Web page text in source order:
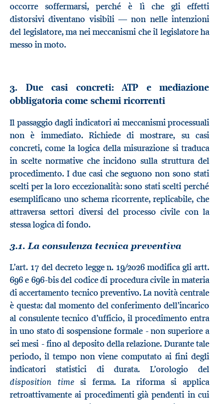
occorre soffermarsi, perché è lì che gli effetti
distorsivi diventano visibili — non nelle intenzioni
del legislatore, ma nei meccanismi che il legislatore ha
messo in moto.
3. Due casi concreti: ATP e mediazione
obbligatoria come schemi ricorrenti
Il passaggio dagli indicatori ai meccanismi processuali
non è immediato. Richiede di mostrare, su casi
concreti, come la logica della misurazione si traduca
in scelte normative che incidono sulla struttura del
procedimento. I due casi che seguono non sono stati
scelti per la loro eccezionalità: sono stati scelti perché
esemplificano uno schema ricorrente, replicabile, che
attraversa settori diversi del processo civile con la
stessa logica di fondo.
3.1. La consulenza tecnica preventiva
L’art. 17 del decreto legge n. 19/2026 modifica gli artt.
696 e 696-bis del codice di procedura civile in materia
di accertamento tecnico preventivo. La novità centrale
è questa: dal momento del conferimento dell’incarico
al consulente tecnico d’ufficio, il procedimento entra
in uno stato di sospensione formale - non superiore a
sei mesi - fino al deposito della relazione. Durante tale
periodo, il tempo non viene computato ai fini degli
indicatori statistici di durata. L’orologio del
disposition timesi ferma. La riforma si applica
retroattivamente ai procedimenti già pendenti in cui